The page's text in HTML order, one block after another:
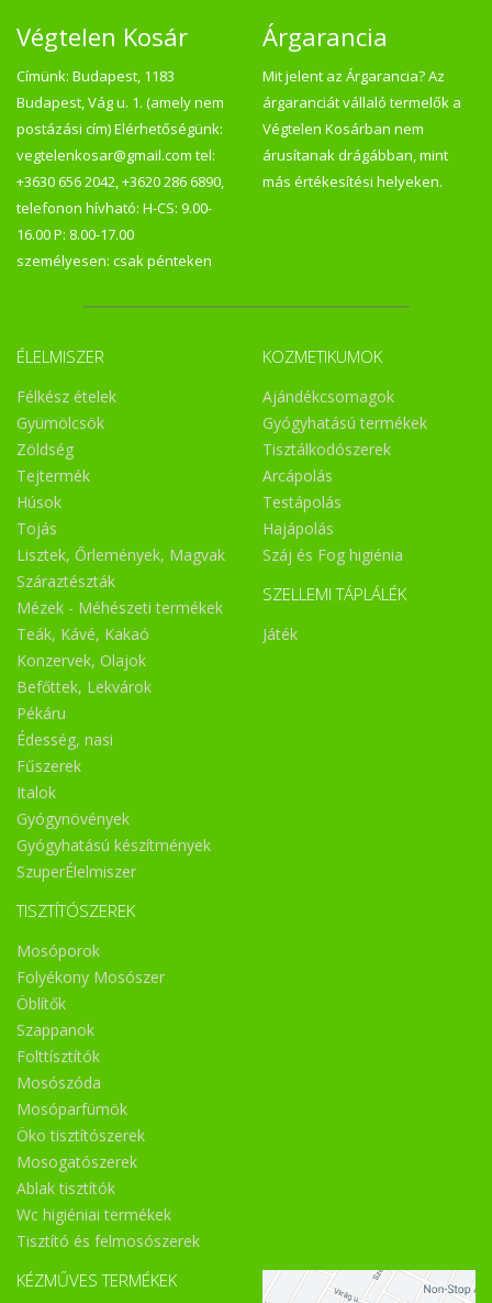
Végtelen Kosár
Címünk: Budapest, 1183
Budapest, Vág u. 1. (amely nem
postázási cím) Elérhetőségünk:
vegtelenkosar@gmail.com tel:
+3630 656 2042, +3620 286 6890,
telefonon hívható: H-CS: 9.00-
16.00 P: 8.00-17.00
személyesen: csak pénteken
Árgarancia
Mit jelent az Árgarancia? Az
árgaranciát vállaló termelők a
Végtelen Kosárban nem
árusítanak drágábban, mint
más értékesítési helyeken.
ÉLELMISZER
Félkész ételek
Gyümölcsök
Zöldség
Tejtermék
Húsok
Tojás
Lisztek, Őrlemények, Magvak
Száraztészták
Mézek - Méhészeti termékek
Teák, Kávé, Kakaó
Konzervek, Olajok
Befőttek, Lekvárok
Pékáru
Édesség, nasi
Fűszerek
Italok
Gyógynövények
Gyógyhatású készítmények
SzuperÉlelmiszer
TISZTÍTÓSZEREK
Mosóporok
Folyékony Mosószer
Öblítők
Szappanok
Folttísztítók
Mosószóda
Mosóparfümök
Öko tisztítószerek
Mosogatószerek
Ablak tisztítók
Wc higiéniai termékek
Tisztító és felmosószerek
KOZMETIKUMOK
Ajándékcsomagok
Gyógyhatású termékek
Tisztálkodószerek
Arcápolás
Testápolás
Hajápolás
Száj és Fog higiénia
SZELLEMI TÁPLÁLÉK
Játék
KÉZMŰVES TERMÉKEK